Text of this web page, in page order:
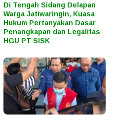
Di Tengah Sidang Delapan
Warga Jatiwaringin, Kuasa
Hukum Pertanyakan Dasar
Penangkapan dan Legalitas
HGU PT SISK